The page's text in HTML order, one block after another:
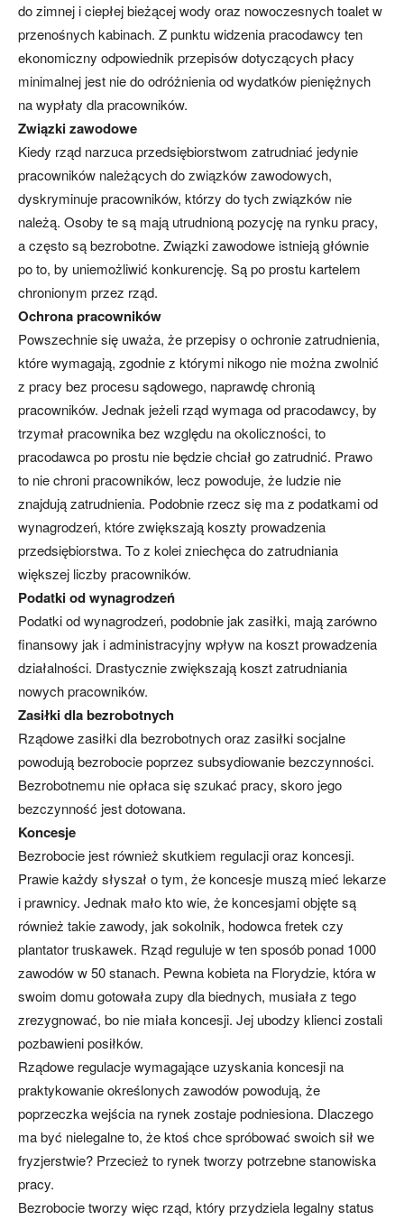
do zimnej i ciepłej bieżącej wody oraz nowoczesnych toalet w
przenośnych kabinach. Z punktu widzenia pracodawcy ten
ekonomiczny odpowiednik przepisów dotyczących płacy
minimalnej jest nie do odróżnienia od wydatków pieniężnych
na wypłaty dla pracowników.
Związki zawodowe
Kiedy rząd narzuca przedsiębiorstwom zatrudniać jedynie
pracowników należących do związków zawodowych,
dyskryminuje pracowników, którzy do tych związków nie
należą. Osoby te są mają utrudnioną pozycję na rynku pracy,
a często są bezrobotne. Związki zawodowe istnieją głównie
po to, by uniemożliwić konkurencję. Są po prostu kartelem
chronionym przez rząd.
Ochrona pracowników
Powszechnie się uważa, że przepisy o ochronie zatrudnienia,
które wymagają, zgodnie z którymi nikogo nie można zwolnić
z pracy bez procesu sądowego, naprawdę chronią
pracowników. Jednak jeżeli rząd wymaga od pracodawcy, by
trzymał pracownika bez względu na okoliczności, to
pracodawca po prostu nie będzie chciał go zatrudnić. Prawo
to nie chroni pracowników, lecz powoduje, że ludzie nie
znajdują zatrudnienia. Podobnie rzecz się ma z podatkami od
wynagrodzeń, które zwiększają koszty prowadzenia
przedsiębiorstwa. To z kolei zniechęca do zatrudniania
większej liczby pracowników.
Podatki od wynagrodzeń
Podatki od wynagrodzeń, podobnie jak zasiłki, mają zarówno
finansowy jak i administracyjny wpływ na koszt prowadzenia
działalności. Drastycznie zwiększają koszt zatrudniania
nowych pracowników.
Zasiłki dla bezrobotnych
Rządowe zasiłki dla bezrobotnych oraz zasiłki socjalne
powodują bezrobocie poprzez subsydiowanie bezczynności.
Bezrobotnemu nie opłaca się szukać pracy, skoro jego
bezczynność jest dotowana.
Koncesje
Bezrobocie jest również skutkiem regulacji oraz koncesji.
Prawie każdy słyszał o tym, że koncesje muszą mieć lekarze
i prawnicy. Jednak mało kto wie, że koncesjami objęte są
również takie zawody, jak sokolnik, hodowca fretek czy
plantator truskawek. Rząd reguluje w ten sposób ponad 1000
zawodów w 50 stanach. Pewna kobieta na Florydzie, która w
swoim domu gotowała zupy dla biednych, musiała z tego
zrezygnować, bo nie miała koncesji. Jej ubodzy klienci zostali
pozbawieni posiłków.
Rządowe regulacje wymagające uzyskania koncesji na
praktykowanie określonych zawodów powodują, że
poprzeczka wejścia na rynek zostaje podniesiona. Dlaczego
ma być nielegalne to, że ktoś chce spróbować swoich sił we
fryzjerstwie? Przecież to rynek tworzy potrzebne stanowiska
pracy.
Bezrobocie tworzy więc rząd, który przydziela legalny status